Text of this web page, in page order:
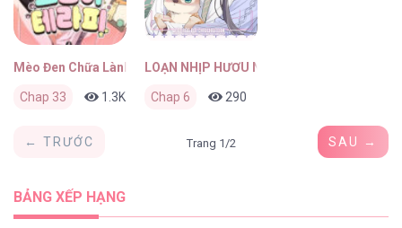
Mèo Đen Chữa Lành
Chap 33 1.3K 0 1 tháng trước
LOẠN NHỊP HƯƠU NHỎ
Chap 6 290
← TRƯỚC Trang 1/2 SAU →
BẢNG XẾP HẠNG